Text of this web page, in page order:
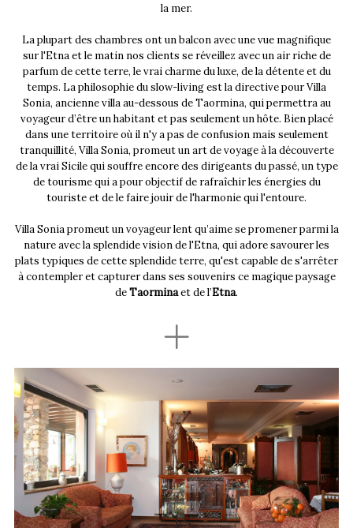
la mer.
La plupart des chambres ont un balcon avec une vue magnifique
sur l'Etna et le matin nos clients se réveillez avec un air riche de
parfum de cette terre, le vrai charme du luxe, de la détente et du
temps. La philosophie du slow-living est la directive pour Villa
Sonia, ancienne villa au-dessous de Taormina, qui permettra au
voyageur d’être un habitant et pas seulement un hôte. Bien placé
dans une territoire où il n'y a pas de confusion mais seulement
tranquillité, Villa Sonia, promeut un art de voyage à la découverte
de la vrai Sicile qui souffre encore des dirigeants du passé, un type
de tourisme qui a pour objectif de rafraîchir les énergies du
touriste et de le faire jouir de l'harmonie qui l'entoure.
Villa Sonia promeut un voyageur lent qu’aime se promener parmi la
nature avec la splendide vision de l'Etna, qui adore savourer les
plats typiques de cette splendide terre, qu'est capable de s'arrêter
à contempler et capturer dans ses souvenirs ce magique paysage
deTaorminaet de l’Etna.